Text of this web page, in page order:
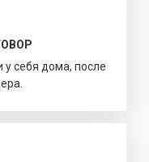
себя дома, после